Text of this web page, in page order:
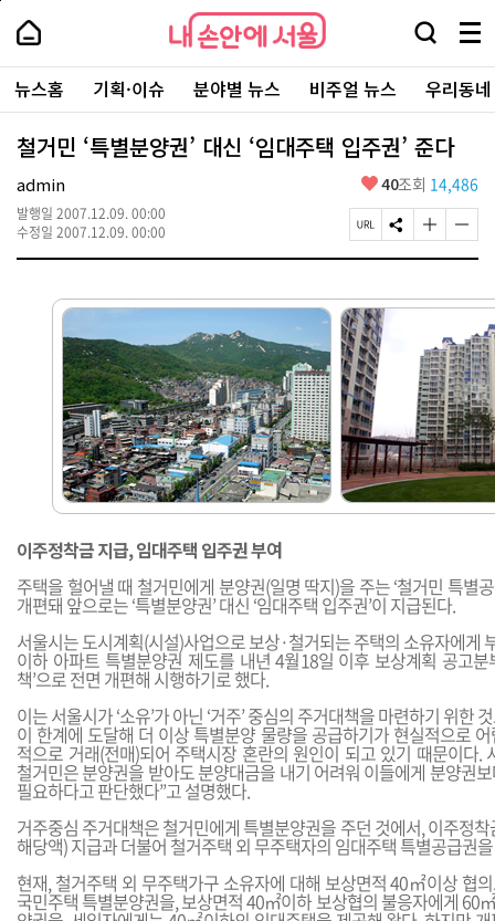
본
로
가
내
손
안
에
서
울
-
서
울
시
대
표
소
내
손
에
울
검
창
열
기
메
뉴
전
체
보
주
요
서
뉴스홈 기획·이슈 분야별 뉴스 비주얼 뉴스 우리동
철거민 ‘특별분양권’ 대신 ‘임대주택 입주권’ 준다
admin
발행일 2007.12.09. 00:00
수정일 2007.12.09. 00:00
좋
요
40조회 14,486
페
이
R
L
복
사
S
N
유
글
자
크
변
경
하
기
글
자
작
게
변
경
하
기
이주정착금 지급, 임대주택 입주권 부여
주택을 헐어낼 때 철거민에게 분양권(일명 딱지)을 주는 ‘철거민 특별
개편돼 앞으로는 ‘특별분양권’ 대신 ‘임대주택 입주권’이 지급된다.
서울시는 도시계획(시설)사업으로 보상·철거되는 주택의 소유자에게
이하 아파트 특별분양권 제도를 내년 4월18일 이후 보상계획 공고분
책’으로 전면 개편해 시행하기로 했다.
이는 서울시가 ‘소유’가 아닌 ‘거주’ 중심의 주거대책을 마련하기 위한
이 한계에 도달해 더 이상 특별분양 물량을 공급하기가 현실적으로
적으로 거래(전매)되어 주택시장 혼란의 원인이 되고 있기 때문이다.
철거민은 분양권을 받아도 분양대금을 내기 어려워 이들에게 분양권
필요하다고 판단했다”고 설명했다.
거주중심 주거대책은 철거민에게 특별분양권을 주던 것에서, 이주정
해당액) 지급과 더불어 철거주택 외 무주택자의 임대주택 특별공급권
현재, 철거주택 외 무주택가구 소유자에 대해 보상면적 40㎡이상 협
국민주택 특별분양권을, 보상면적 40㎡이하 보상협의 불응자에게 60
페
상
단
로